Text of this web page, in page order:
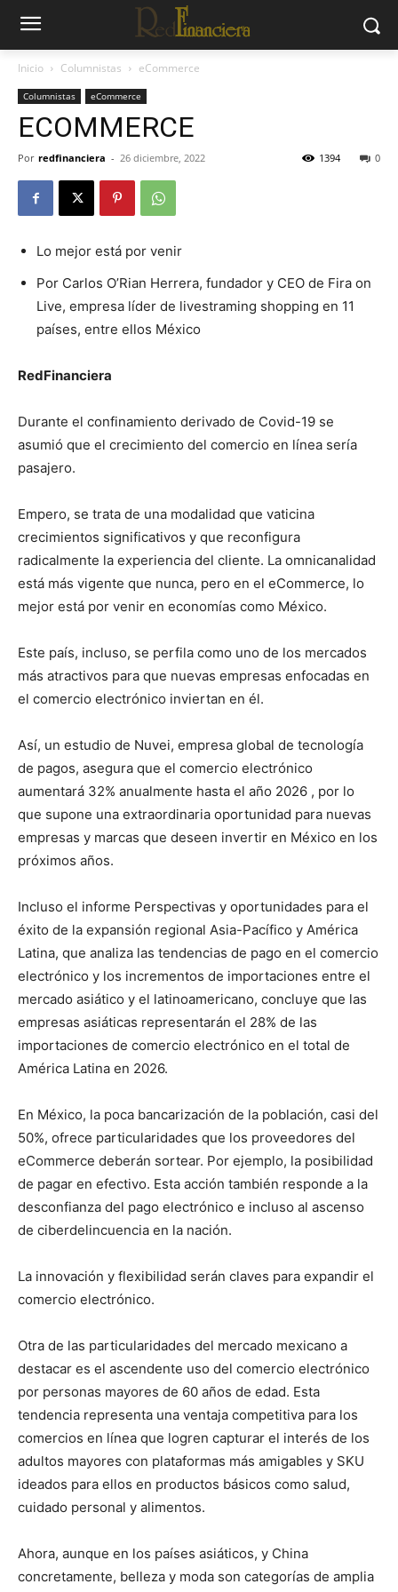
Inicio Columnistas eCommerce
Columnistas eCommerce
ECOMMERCE
Por redfinanciera - 26 diciembre, 2022 0
1394
Lo mejor está por venir
Por Carlos O’Rian Herrera, fundador y CEO de Fira on
Live, empresa líder de livestraming shopping en 11
países, entre ellos México
RedFinanciera
Durante el confinamiento derivado de Covid-19 se
asumió que el crecimiento del comercio en línea sería
pasajero.
Empero, se trata de una modalidad que vaticina
crecimientos significativos y que reconfigura
radicalmente la experiencia del cliente. La omnicanalidad
está más vigente que nunca, pero en el eCommerce, lo
mejor está por venir en economías como México.
Este país, incluso, se perfila como uno de los mercados
más atractivos para que nuevas empresas enfocadas en
el comercio electrónico inviertan en él.
Así, un estudio de Nuvei, empresa global de tecnología
de pagos, asegura que el comercio electrónico
aumentará 32% anualmente hasta el año 2026 , por lo
que supone una extraordinaria oportunidad para nuevas
empresas y marcas que deseen invertir en México en los
próximos años.
Incluso el informe Perspectivas y oportunidades para el
éxito de la expansión regional Asia-Pacífico y América
Latina, que analiza las tendencias de pago en el comercio
electrónico y los incrementos de importaciones entre el
mercado asiático y el latinoamericano, concluye que las
empresas asiáticas representarán el 28% de las
importaciones de comercio electrónico en el total de
América Latina en 2026.
En México, la poca bancarización de la población, casi del
50%, ofrece particularidades que los proveedores del
eCommerce deberán sortear. Por ejemplo, la posibilidad
de pagar en efectivo. Esta acción también responde a la
desconfianza del pago electrónico e incluso al ascenso
de ciberdelincuencia en la nación.
La innovación y flexibilidad serán claves para expandir el
comercio electrónico.
Otra de las particularidades del mercado mexicano a
destacar es el ascendente uso del comercio electrónico
por personas mayores de 60 años de edad. Esta
tendencia representa una ventaja competitiva para los
comercios en línea que logren capturar el interés de los
adultos mayores con plataformas más amigables y SKU
ideados para ellos en productos básicos como salud,
cuidado personal y alimentos.
Ahora, aunque en los países asiáticos, y China
concretamente, belleza y moda son categorías de amplia